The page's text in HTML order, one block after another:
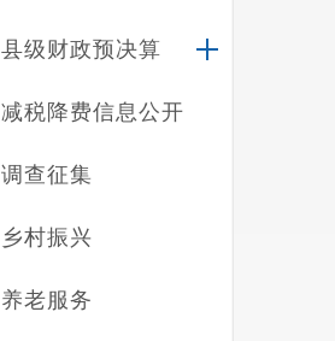
县级财政预决算
减税降费信息公开
调查征集
乡村振兴
养老服务